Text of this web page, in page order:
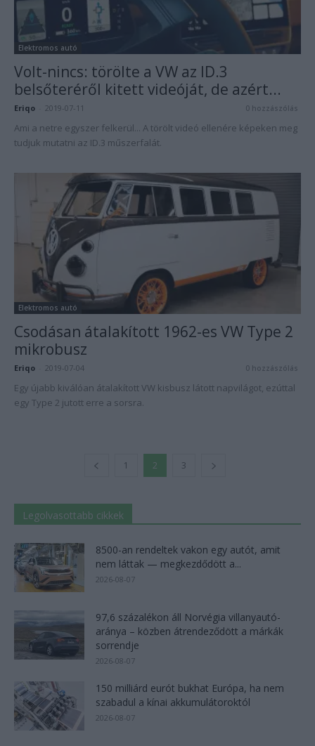
Elektromos autó
Volt-nincs: törölte a VW az ID.3
belsőteréről kitett videóját, de azért...
Eriqo 2019-07-11 0 hozzászólás
Ami a netre egyszer felkerül... A törölt videó ellenére képeken meg
tudjuk mutatni az ID.3 műszerfalát.
Elektromos autó
Csodásan átalakított 1962-es VW Type 2
mikrobusz
Eriqo 2019-07-04 0 hozzászólás
Egy újabb kiválóan átalakított VW kisbusz látott napvilágot, ezúttal
egy Type 2 jutott erre a sorsra.
1 2 3
Legolvasottabb cikkek
8500-an rendeltek vakon egy autót, amit
nem láttak — megkezdődött a...
2026-08-07
97,6 százalékon áll Norvégia villanyautó-
aránya – közben átrendeződött a márkák
sorrendje
2026-08-07
150 milliárd eurót bukhat Európa, ha nem
szabadul a kínai akkumulátoroktól
2026-08-07